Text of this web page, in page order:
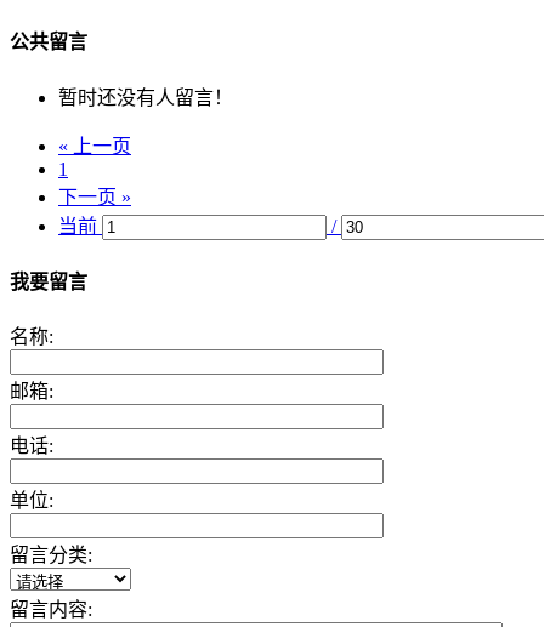
公共留言
暂时还没有人留言！
« 上一页
1
下一页 »
当前
/
我要留言
名称:
邮箱:
电话:
单位:
留言分类:
留言内容: